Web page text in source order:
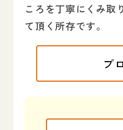
ころを丁寧にくみ取
て頂く所存です。
プ